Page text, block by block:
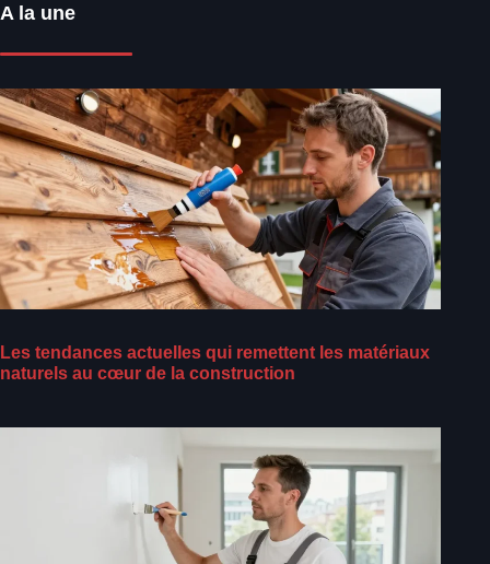
A la une
Les tendances actuelles qui remettent les matériaux
naturels au cœur de la construction